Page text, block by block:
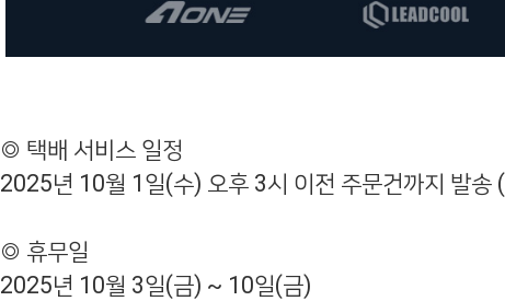
◎ 택배 서비스 일정
2025년 10월 1 일(수) 오후3시 이전 주문건까지 발송(
◎ 휴무일
2025년 10월 3일(금) ~ 10일(금)